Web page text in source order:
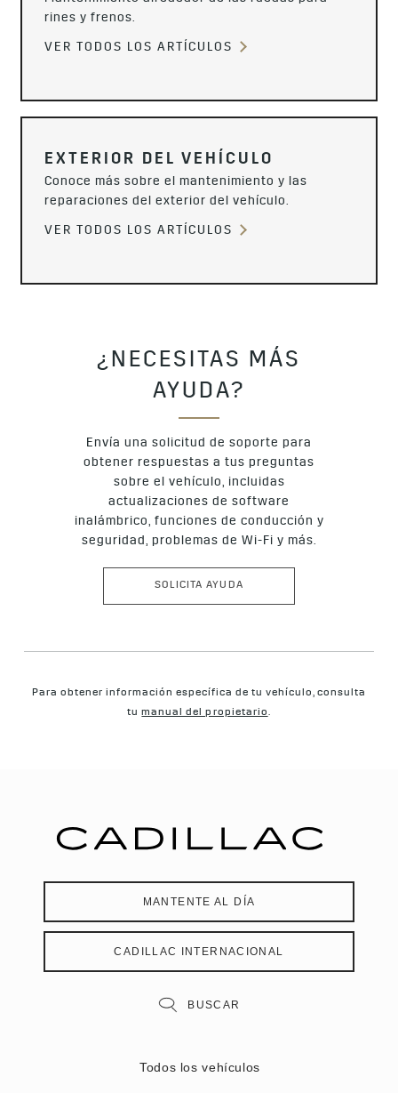
rines y frenos.
VER TODOS LOS ARTÍCULOS
EXTERIOR DEL VEHÍCULO
Conoce más sobre el mantenimiento y las
reparaciones del exterior del vehículo.
VER TODOS LOS ARTÍCULOS
¿NECESITAS MÁS
AYUDA?
Envía una solicitud de soporte para
obtener respuestas a tus preguntas
sobre el vehículo, incluidas
actualizaciones de software
inalámbrico, funciones de conducción y
seguridad, problemas de Wi-Fi y más.
SOLICITA AYUDA
Para obtener información específica de tu vehículo, consulta
tumanual del propietario.